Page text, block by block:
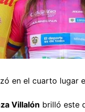
en el cuarto lugar
Villalón brilló este